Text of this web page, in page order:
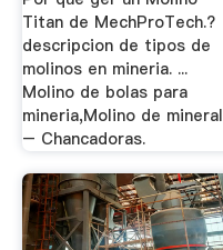
Titan de MechProTech.?
descripcion de tipos de
molinos en mineria. ...
Molino de bolas para
mineria,Molino de mineral
– Chancadoras.